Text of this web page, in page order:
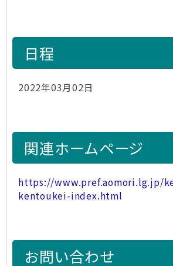
日程
2022年03月02日
関連ホームページ
https://www.pref.aomori.lg.jp/
kentoukei-index.html
お問い合わせ